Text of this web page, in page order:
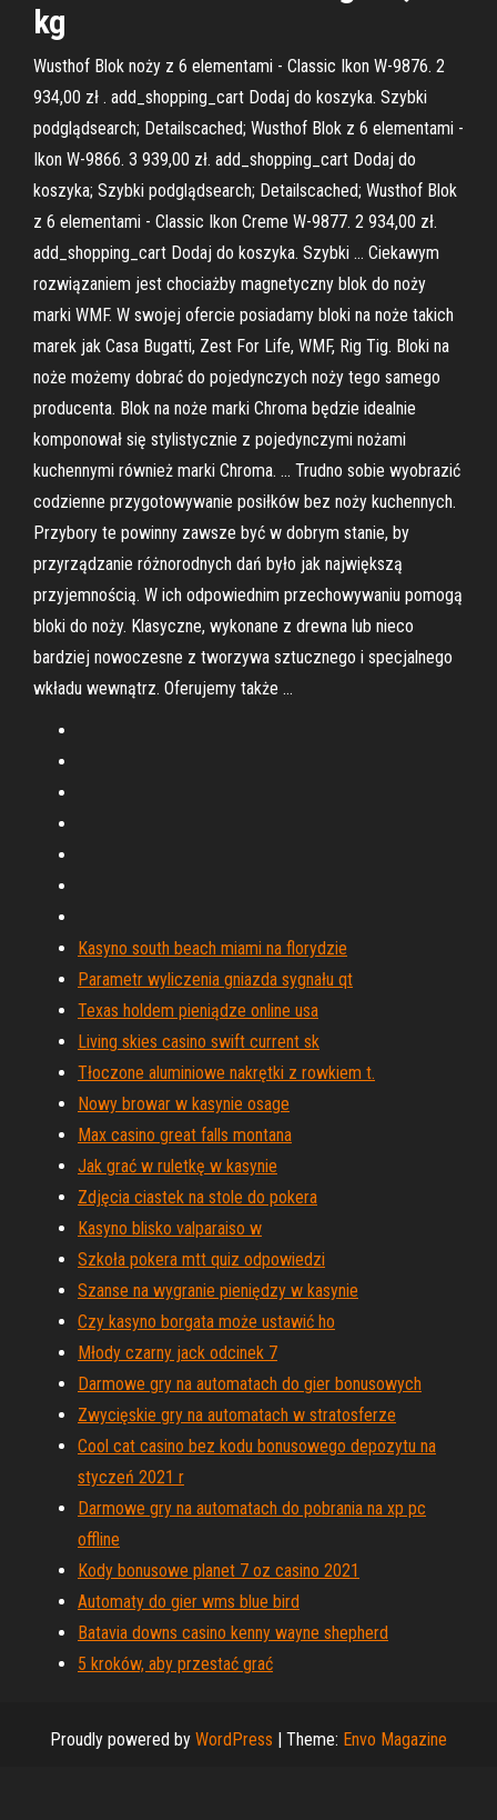
kg
Wusthof Blok noży z 6 elementami - Classic Ikon W-9876. 2
934,00 zł . add_shopping_cart Dodaj do koszyka. Szybki
podglądsearch; Detailscached; Wusthof Blok z 6 elementami -
Ikon W-9866. 3 939,00 zł. add_shopping_cart Dodaj do
koszyka; Szybki podglądsearch; Detailscached; Wusthof Blok
z 6 elementami - Classic Ikon Creme W-9877. 2 934,00 zł.
add_shopping_cart Dodaj do koszyka. Szybki … Ciekawym
rozwiązaniem jest chociażby magnetyczny blok do noży
marki WMF. W swojej ofercie posiadamy bloki na noże takich
marek jak Casa Bugatti, Zest For Life, WMF, Rig Tig. Bloki na
noże możemy dobrać do pojedynczych noży tego samego
producenta. Blok na noże marki Chroma będzie idealnie
komponował się stylistycznie z pojedynczymi nożami
kuchennymi również marki Chroma. … Trudno sobie wyobrazić
codzienne przygotowywanie posiłków bez noży kuchennych.
Przybory te powinny zawsze być w dobrym stanie, by
przyrządzanie różnorodnych dań było jak największą
przyjemnością. W ich odpowiednim przechowywaniu pomogą
bloki do noży. Klasyczne, wykonane z drewna lub nieco
bardziej nowoczesne z tworzywa sztucznego i specjalnego
wkładu wewnątrz. Oferujemy także …
Kasyno south beach miami na florydzie
Parametr wyliczenia gniazda sygnału qt
Texas holdem pieniądze online usa
Living skies casino swift current sk
Tłoczone aluminiowe nakrętki z rowkiem t.
Nowy browar w kasynie osage
Max casino great falls montana
Jak grać w ruletkę w kasynie
Zdjęcia ciastek na stole do pokera
Kasyno blisko valparaiso w
Szkoła pokera mtt quiz odpowiedzi
Szanse na wygranie pieniędzy w kasynie
Czy kasyno borgata może ustawić ho
Młody czarny jack odcinek 7
Darmowe gry na automatach do gier bonusowych
Zwycięskie gry na automatach w stratosferze
Cool cat casino bez kodu bonusowego depozytu na
styczeń 2021 r
Darmowe gry na automatach do pobrania na xp pc
offline
Kody bonusowe planet 7 oz casino 2021
Automaty do gier wms blue bird
Batavia downs casino kenny wayne shepherd
5 kroków, aby przestać grać
Proudly powered by WordPress | Theme: Envo Magazine